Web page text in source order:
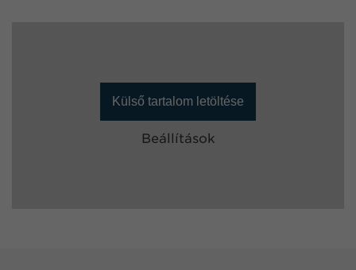
Külső tartalom letöltése
Beállítások